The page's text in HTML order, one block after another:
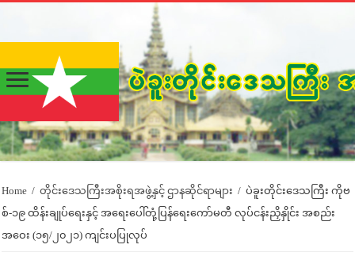
Home / တိုင်းဒေသကြီးအစိုးရအဖွဲ့နှင့် ဌာနဆိုင်ရာများ / ပဲခူးတိုင်းဒေသကြီး ကိုဗ
စ်-၁၉ ထိန်းချုပ်ရေးနှင့် အရေးပေါ်တုံ့ပြန်ရေးကော်မတီ လုပ်ငန်းညှိနှိုင်း အစည်း
အဝေး (၁၅/၂၀၂၁) ကျင်းပပြုလုပ်